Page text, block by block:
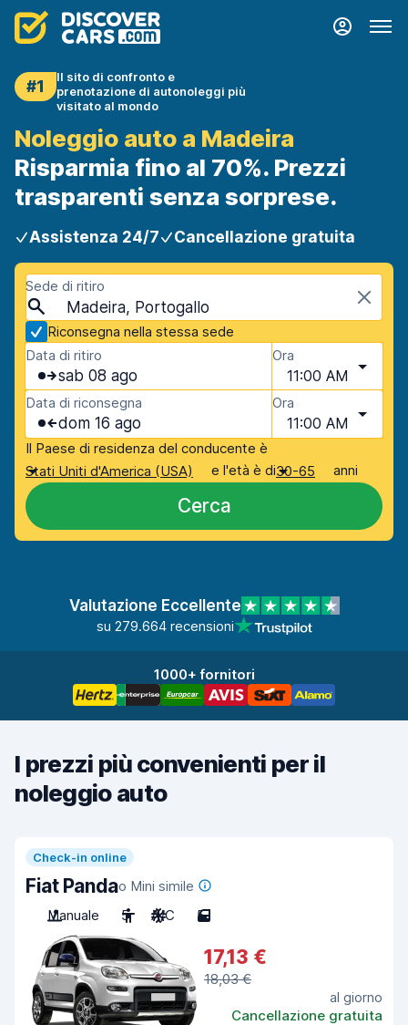
#1
Il sito di confronto e
prenotazione di autonoleggi più
visitato al mondo
Noleggio auto a Madeira
Risparmia fino al 70%. Prezzi
trasparenti senza sorprese.
Assistenza 24/7 Cancellazione gratuita
Sede di ritiro
Madeira, Portogallo
Riconsegna nella stessa sede
Data di ritiro
sab 08 ago
Ora
11:00 AM
Data di riconsegna
dom 16 ago
Ora
11:00 AM
Il Paese di residenza del conducente è
Stati Uniti d'America (USA)
e l'età è di30-65 anni
Cerca
Valutazione Eccellente
su 279.664 recensioni
1000+ fornitori
I prezzi più convenienti per il
noleggio auto
Check-in online
Fiat Pandao Mini simile
Manuale
5 A/C 5
17,13 €
18,03 €
al giorno
Cancellazione gratuita